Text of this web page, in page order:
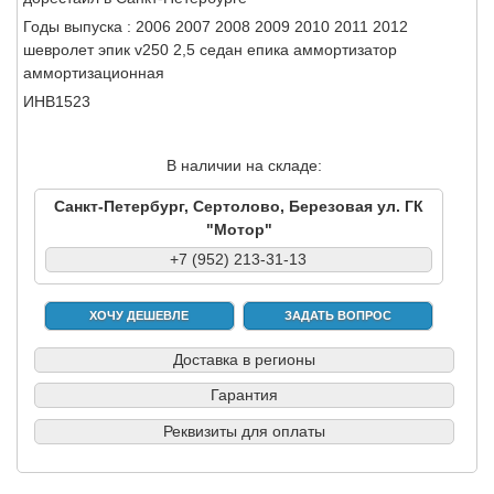
Годы выпуска : 2006 2007 2008 2009 2010 2011 2012
шевролет эпик v250 2,5 седан епика аммортизатор
аммортизационная
ИНВ1523
В наличии на складе:
Санкт-Петербург, Сертолово, Березовая ул. ГК
"Мотор"
+7 (952) 213-31-13
ХОЧУ ДЕШЕВЛЕ ЗАДАТЬ ВОПРОС
Доставка в регионы
Гарантия
Реквизиты для оплаты